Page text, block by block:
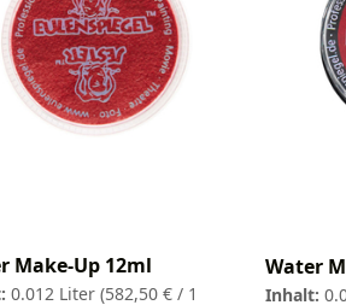
Make-Up 12ml
0.012 Liter (582,50 € / 1
Water
Inhalt: